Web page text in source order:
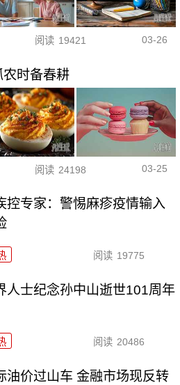
阅读 19421 03-26
时备春耕
阅读 24198 03-25
控专家：警惕麻疹疫情输入
阅读 19775
人士纪念孙中山逝世101周年
阅读 20486
油价过山车 金融市场现反转